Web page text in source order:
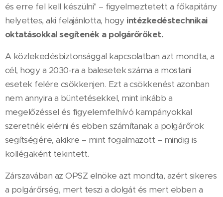
és erre fel kell készülni" – figyelmeztetett a főkapitány
helyettes, aki felajánlotta, hogy intézkedéstechnikai
oktatásokkal segítenék a polgárőröket.
A közlekedésbiztonsággal kapcsolatban azt mondta, a
cél, hogy a 2030-ra a balesetek száma a mostani
esetek felére csökkenjen. Ezt a csökkenést azonban
nem annyira a büntetésekkel, mint inkább a
megelőzéssel és figyelemfelhívó kampányokkal
szeretnék elérni és ebben számítanak a polgárőrök
segítségére, akikre – mint fogalmazott – mindig is
kollégaként tekintett.
Zárszavában az OPSZ elnöke azt mondta, azért sikeres
a polgárőrség, mert teszi a dolgát és mert ebben a